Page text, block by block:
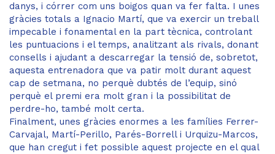
danys, i córrer com uns boigos quan va fer falta. I unes
gràcies totals a Ignacio Martí, que va exercir un treball
impecable i fonamental en la part tècnica, controlant
les puntuacions i el temps, analitzant als rivals, donant
consells i ajudant a descarregar la tensió de, sobretot,
aquesta entrenadora que va patir molt durant aquest
cap de setmana, no perquè dubtés de l’equip, sinó
perquè el premi era molt gran i la possibilitat de
perdre-ho, també molt certa.
Finalment, unes gràcies enormes a les famílies Ferrer-
Carvajal, Martí-Perillo, Parés-Borrell i Urquizu-Marcos,
que han cregut i fet possible aquest projecte en el qual